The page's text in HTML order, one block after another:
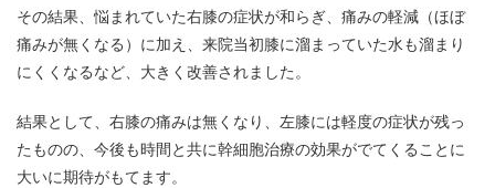
その結果、悩まれていた右膝の症状が和らぎ、痛みの軽減（ほぼ
痛みが無くなる）に加え、来院当初膝に溜まっていた水も溜まり
にくくなるなど、大きく改善されました。
結果として、右膝の痛みは無くなり、左膝には軽度の症状が残っ
たものの、今後も時間と共に幹細胞治療の効果がでてくることに
大いに期待がもてます。